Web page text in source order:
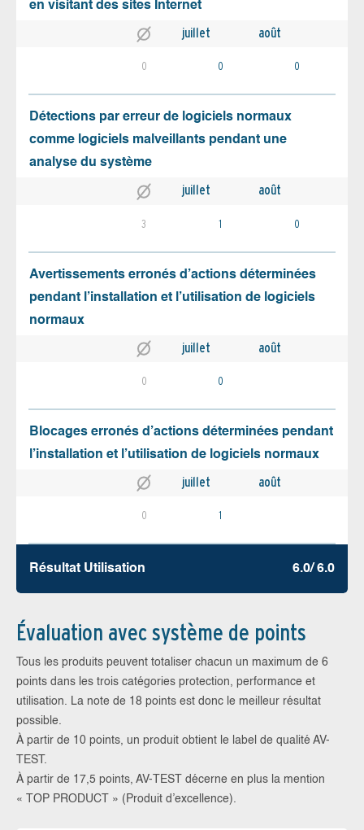
en visitant des sites Internet
juillet août
0 0 0
Détections par erreur de logiciels normaux
comme logiciels malveillants pendant une
analyse du système
juillet août
3 1 0
Avertissements erronés d’actions déterminées
pendant l’installation et l’utilisation de logiciels
normaux
juillet août
0 0
Blocages erronés d’actions déterminées pendant
l’installation et l’utilisation de logiciels normaux
juillet août
0 1
Résultat Utilisation 6.0/ 6.0
Évaluation avec système de points
Tous les produits peuvent totaliser chacun un maximum de 6
points dans les trois catégories protection, performance et
utilisation. La note de 18 points est donc le meilleur résultat
possible.
À partir de 10 points, un produit obtient le label de qualité AV-
TEST.
À partir de 17,5 points, AV-TEST décerne en plus la mention
« TOP PRODUCT » (Produit d’excellence).